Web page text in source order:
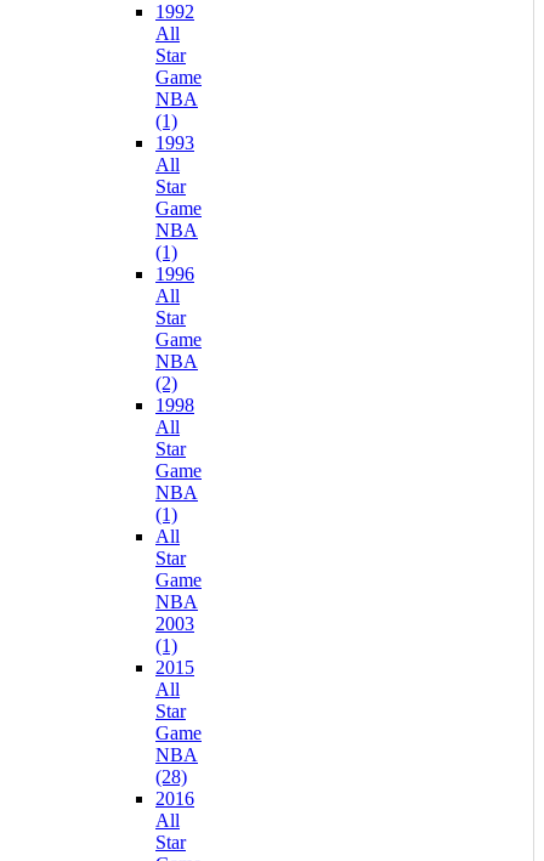
1992
All
Star
Game
NBA
(1)
1993
All
Star
Game
NBA
(1)
1996
All
Star
Game
NBA
(2)
1998
All
Star
Game
NBA
(1)
All
Star
Game
NBA
2003
(1)
2015
All
Star
Game
NBA
(28)
2016
All
Star